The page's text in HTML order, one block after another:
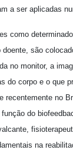
a ser aplicadas
como
são
no monitor, a
do corpo e o que
recentemente no
função do
na